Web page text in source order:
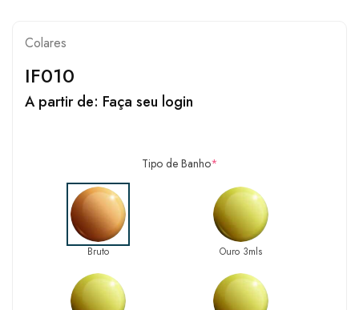
Colares
IF010
A partir de: Faça seu login
Tipo de Banho*
Bruto Ouro 3mls